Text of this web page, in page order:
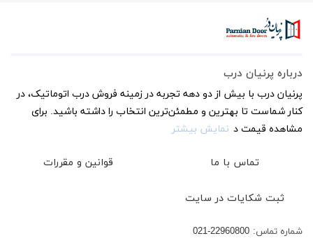
درباره پرنیان درب
پرنیان درب با بیش از دو دهه تجربه در زمینه فروش درب اتوماتیک، در
کنار شماست تا بهترین و مطمئن‌ترین انتخاب را داشته باشید. برای
مشاهده قیمت د نمایش بیشتر
تماس با ما قوانین و مقررات
ثبت شکایات در سایت
شماره تماس: 021-22960800